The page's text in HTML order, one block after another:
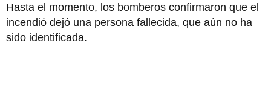
Hasta el momento, los bomberos confirmaron que el
incendió dejó una persona fallecida, que aún no ha
sido identificada.